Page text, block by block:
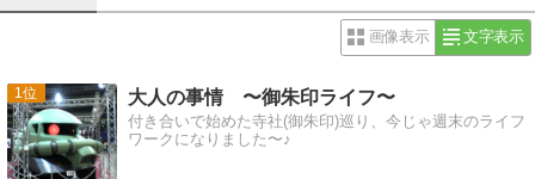
画像表示 文字表示
1 大人の事情 〜御朱印ライフ〜
付き合いで始めた寺社(御朱印)巡り、今じゃ週末のライフ
ワークになりました〜♪